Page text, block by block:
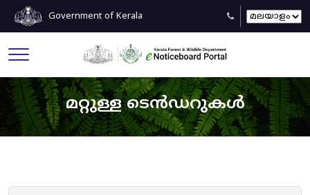
Government of Kerala
മറ്റുള്ള ടെൻഡറുകൾ